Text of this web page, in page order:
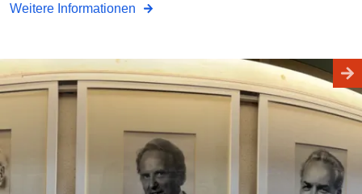
Weitere Informationen